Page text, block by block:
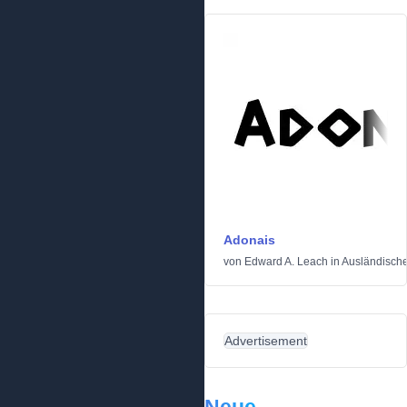
Adonais
von Edward A. Leach in
Advertisement